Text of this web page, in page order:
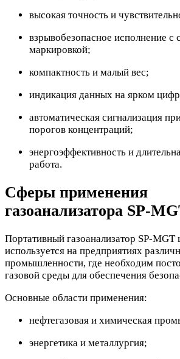
высокая точность и
взрывобезопасное исполнение с
маркировкой;
компактность и малый вес;
индикация данных на ярком
автоматическая сигнализация
порогов концентраций;
энергоэффективность и
работа.
Сферы применения
газоанализатора SP-
Портативный газоанализатор SP-MGT
используется на предприятиях
промышленности, где необходим
газовой среды для обеспечения
Основные области применения:
нефтегазовая и химическая
энергетика и металлургия;